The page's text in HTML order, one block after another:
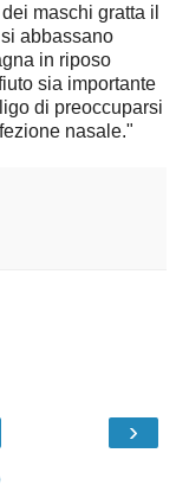
maschi gratta il
abbassano
in riposo
sia importante
di preoccuparsi
nasale."
›